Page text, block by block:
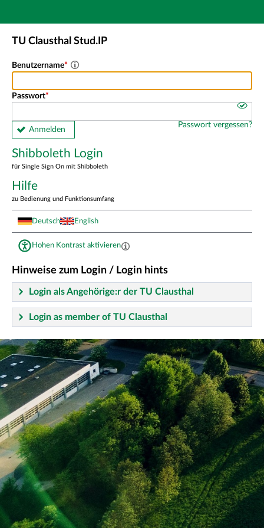
Hauptnavigation
Shibboleth Login
TU Clausthal Stud.IP
Benutzername
Passwort
Anmelden
Passwort vergessen?
Shibboleth Login
für Single Sign On mit Shibboleth
Hilfe
zu Bedienung und Funktionsumfang
Deutsch English
Hohen Kontrast aktivieren
Hinweise zum Login / Login hints
Login als Angehörige:r der TU Clausthal
Login as member of TU Clausthal